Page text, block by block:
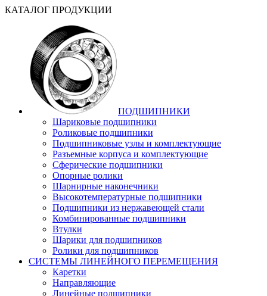
КАТАЛОГ ПРОДУКЦИИ
ПОДШИПНИКИ
Шариковые подшипники
Роликовые подшипники
Подшипниковые узлы и комплектующие
Разъемные корпуса и комплектующие
Сферические подшипники
Опорные ролики
Шарнирные наконечники
Высокотемпературные подшипники
Подшипники из нержавеющей стали
Комбинированные подшипники
Втулки
Шарики для подшипников
Ролики для подшипников
СИСТЕМЫ ЛИНЕЙНОГО ПЕРЕМЕЩЕНИЯ
Каретки
Направляющие
Линейные подшипники